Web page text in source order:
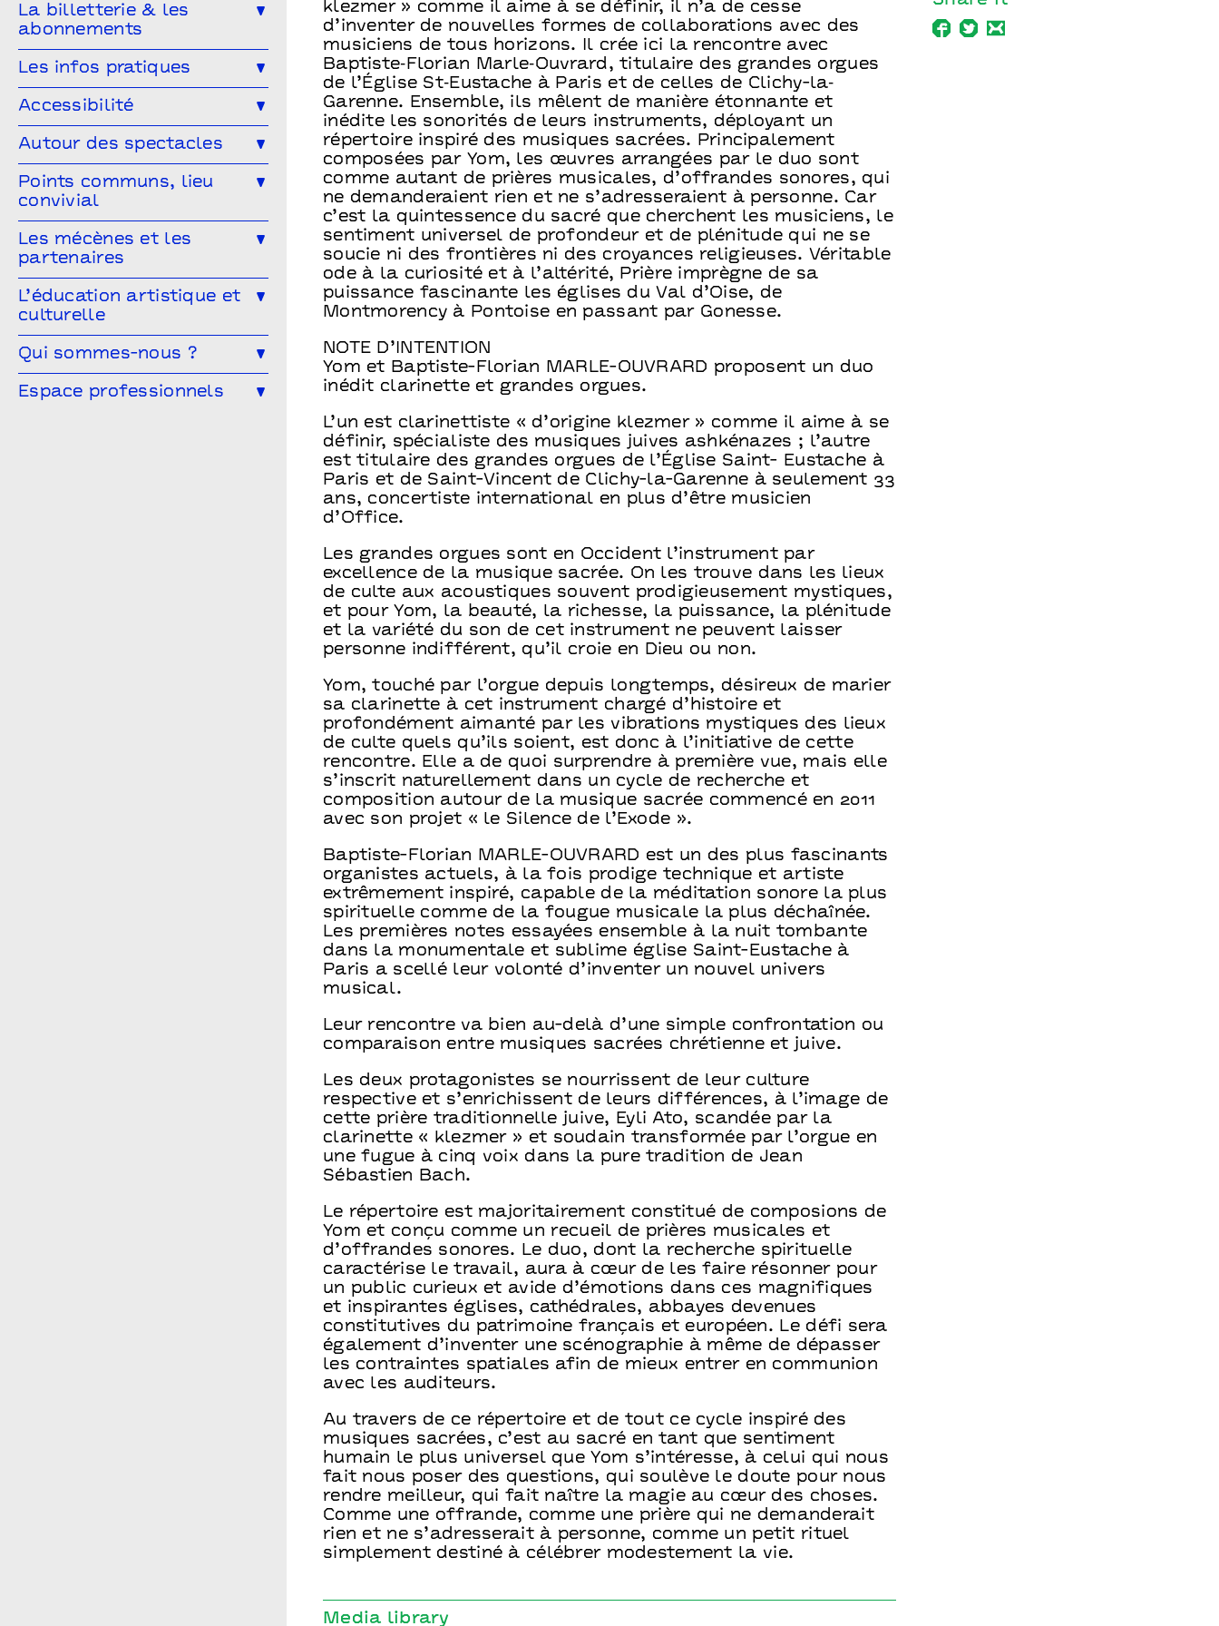
Projet participatif
En famille Ateliers
Projet participatif : Deblozay
Ailleurs & Ici • PIPD
Artistes en résidence 2024-2027
Résidences précédentes
La billetterie & les
abonnements
Comment réserver ? Les tarifs
Vous venez en groupe ?
Les infos pratiques
Venir à Points communs
Hors-les-murs
Accessibilité
L’accessibilité pour tous·tes !
sociale ?
Autour des spectacles
Les ateliers de pratique
Les Conversations
Visitez les théâtres
Points communs, lieu
convivial
Le Mélangeur
Le Service garderie
Les mécènes et les
partenaires
Devenir mécène
Cultivons nos points communs
Les partenaires
L’éducation artistique et
culturelle
L’éducation artistique et culturelle
à Points communs
Vous êtes enseignant·e ?
Qui sommes-nous ?
L’équipe
Espace professionnels
klezmer » comme il aime à se définir, il n’a de cesse
d’inventer de nouvelles formes de collaborations avec des
musiciens de tous horizons. Il crée ici la rencontre avec
Baptiste‐Florian Marle‐Ouvrard, titulaire des grandes orgues
de l’Église St‐Eustache à Paris et de celles de Clichy-la‐
Garenne. Ensemble, ils mêlent de manière étonnante et
inédite les sonorités de leurs instruments, déployant un
répertoire inspiré des musiques sacrées. Principalement
composées par Yom, les œuvres arrangées par le duo sont
comme autant de prières musicales, d’offrandes sonores, qui
ne demanderaient rien et ne s’adresseraient à personne. Car
c’est la quintessence du sacré que cherchent les musiciens, le
sentiment universel de profondeur et de plénitude qui ne se
soucie ni des frontières ni des croyances religieuses. Véritable
ode à la curiosité et à l’altérité, Prière imprègne de sa
puissance fascinante les églises du Val d’Oise, de
Montmorency à Pontoise en passant par Gonesse.
NOTE D’INTENTION
Yom et Baptiste-Florian MARLE-OUVRARD proposent un duo
inédit clarinette et grandes orgues.
L’un est clarinettiste « d’origine klezmer » comme il aime à se
définir, spécialiste des musiques juives ashkénazes ; l’autre
est titulaire des grandes orgues de l’Église Saint- Eustache à
Paris et de Saint-Vincent de Clichy-la-Garenne à seulement 33
ans, concertiste international en plus d’être musicien
d’Office.
Les grandes orgues sont en Occident l’instrument par
excellence de la musique sacrée. On les trouve dans les lieux
de culte aux acoustiques souvent prodigieusement mystiques,
et pour Yom, la beauté, la richesse, la puissance, la plénitude
et la variété du son de cet instrument ne peuvent laisser
personne indifférent, qu’il croie en Dieu ou non.
Yom, touché par l’orgue depuis longtemps, désireux de marier
sa clarinette à cet instrument chargé d’histoire et
profondément aimanté par les vibrations mystiques des lieux
de culte quels qu’ils soient, est donc à l’initiative de cette
rencontre. Elle a de quoi surprendre à première vue, mais elle
s’inscrit naturellement dans un cycle de recherche et
composition autour de la musique sacrée commencé en 2011
avec son projet « le Silence de l’Exode ».
Baptiste-Florian MARLE-OUVRARD est un des plus fascinants
organistes actuels, à la fois prodige technique et artiste
extrêmement inspiré, capable de la méditation sonore la plus
spirituelle comme de la fougue musicale la plus déchaînée.
Les premières notes essayées ensemble à la nuit tombante
dans la monumentale et sublime église Saint-Eustache à
Paris a scellé leur volonté d’inventer un nouvel univers
musical.
Leur rencontre va bien au-delà d’une simple confrontation ou
comparaison entre musiques sacrées chrétienne et juive.
Les deux protagonistes se nourrissent de leur culture
respective et s’enrichissent de leurs différences, à l’image de
cette prière traditionnelle juive, Eyli Ato, scandée par la
clarinette « klezmer » et soudain transformée par l’orgue en
une fugue à cinq voix dans la pure tradition de Jean
Sébastien Bach.
Le répertoire est majoritairement constitué de composions de
Yom et conçu comme un recueil de prières musicales et
d’offrandes sonores. Le duo, dont la recherche spirituelle
caractérise le travail, aura à cœur de les faire résonner pour
un public curieux et avide d’émotions dans ces magnifiques
et inspirantes églises, cathédrales, abbayes devenues
constitutives du patrimoine français et européen. Le défi sera
également d’inventer une scénographie à même de dépasser
les contraintes spatiales afin de mieux entrer en communion
avec les auditeurs.
Au travers de ce répertoire et de tout ce cycle inspiré des
musiques sacrées, c’est au sacré en tant que sentiment
humain le plus universel que Yom s’intéresse, à celui qui nous
fait nous poser des questions, qui soulève le doute pour nous
rendre meilleur, qui fait naître la magie au cœur des choses.
Comme une offrande, comme une prière qui ne demanderait
rien et ne s’adresserait à personne, comme un petit rituel
simplement destiné à célébrer modestement la vie.
Media library